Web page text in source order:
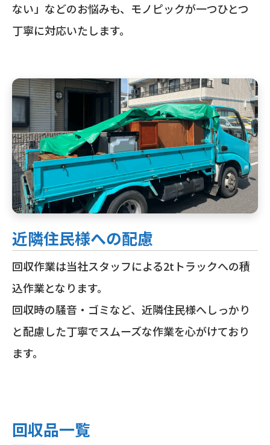
ない」などのお悩みも、モノピックが一つひとつ
丁寧に対応いたします。
近隣住民様への配慮
回収作業は当社スタッフによる2tトラックへの積
込作業となります。
回収時の騒音・ゴミなど、近隣住民様へしっかり
と配慮した丁寧でスムーズな作業を心がけており
ます。
回収品一覧